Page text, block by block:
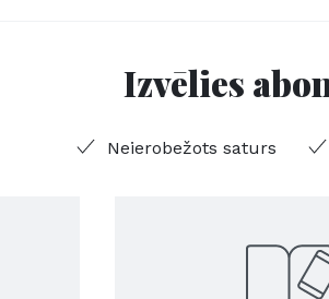
Izvēlies
Neierobežots saturs